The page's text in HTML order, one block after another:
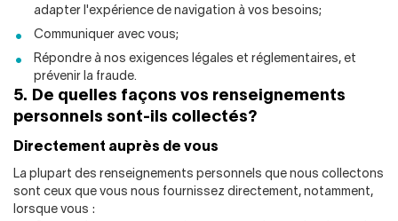
adapter l'expérience de navigation à vos besoins;
Communiquer avec vous;
Répondre à nos exigences légales et réglementaires, et
prévenir la fraude.
5. De quelles façons vos renseignements
personnels sont-ils collectés?
Directement auprès de vous
La plupart des renseignements personnels que nous collectons
sont ceux que vous nous fournissez directement, notamment,
lorsque vous :